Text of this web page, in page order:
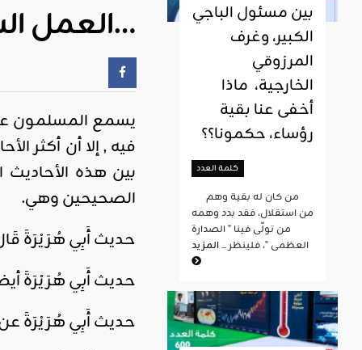
العمل السياسي.. إيمانا واحتسابا…
يسمع المسلمون
فيه , إلا أن أكثر
بين هذه الأحاديث
الصحيحين وهي.
حديث أَبِي هُرَيْرَةَ
حديث أَبِي هُرَيْرَةَ
حديث أَبِي هُرَيْرَةَ عن
بين مسئول الباجي
الكبير، وغرف
المرزوقي
الخارجية، ماذا
أخفى عنا بقية
رؤساء، حكمونا؟؟
كلمة العدد
من استقلال، فقد بدد وهمه
من تولّى فينا " الصدارة
العظمى "، فلينظر ...المزيد